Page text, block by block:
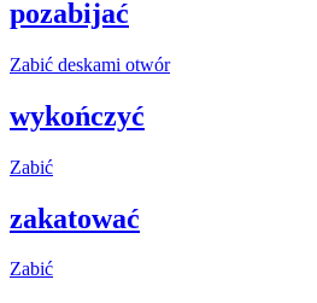
pozabijać
Zabić deskami otwór
wykończyć
Zabić
zakatować
Zabić